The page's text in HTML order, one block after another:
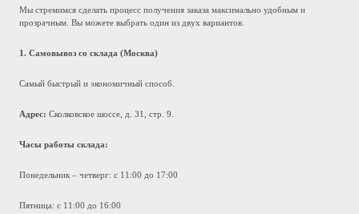
Мы стремимся сделать процесс получения заказа максимально удобным и
прозрачным. Вы можете выбрать один из двух вариантов.
1. Самовывоз со склада (Москва)
Самый быстрый и экономичный способ.
Адрес: Сколковское шоссе, д. 31, стр. 9.
Часы работы склада:
Понедельник – четверг: с 11:00 до 17:00
Пятница: с 11:00 до 16:00